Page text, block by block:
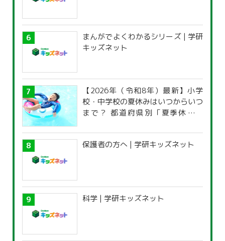
まんがでよくわかるシリーズ | 学研
キッズネット
【2026年（令和8年）最新】小学
校・中学校の夏休みはいつからいつ
まで？ 都道府県別「夏季休暇一
保護者の方へ | 学研キッズネット
科学 | 学研キッズネット